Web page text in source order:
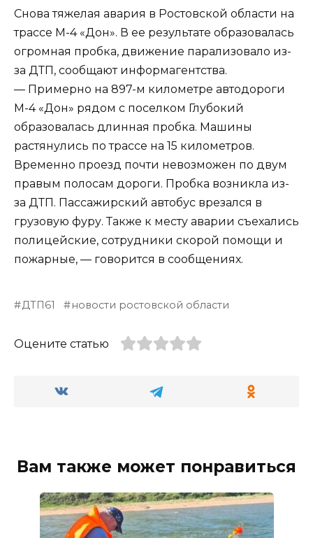
Снова тяжелая авария в Ростовской области на
трассе М-4 «Дон». В ее результате образовалась
огромная пробка, движение парализовало из-
за ДТП, сообщают информагентства.
— Примерно на 897-м километре автодороги
М-4 «Дон» рядом с поселком Глубокий
образовалась длинная пробка. Машины
растянулись по трассе на 15 километров.
Временно проезд почти невозможен по двум
правым полосам дороги. Пробка возникла из-
за ДТП. Пассажирский автобус врезался в
грузовую фуру. Также к месту аварии съехались
полицейские, сотрудники скорой помощи и
пожарные, — говорится в сообщениях.
ДТП61 новости ростовской области
Оцените статью
Вам также может понравиться